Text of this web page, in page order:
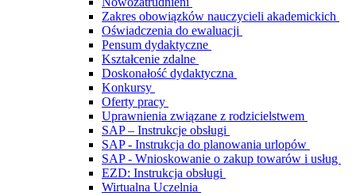
Zakres obowiązków nauczycieli akademickich
Oświadczenia do ewaluacji
Pensum dydaktyczne
Kształcenie zdalne
Doskonałość dydaktyczna
Konkursy
Oferty pracy
Uprawnienia związane z rodzicielstwem
SAP – Instrukcje obsługi
SAP - Instrukcja do planowania urlopów
SAP - Wnioskowanie o zakup towarów i usług
EZD: Instrukcja obsługi
Wirtualna Uczelnia